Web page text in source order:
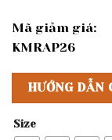
Mã giảm giá:
KMRAP26
HƯỚNG DẪN
Size